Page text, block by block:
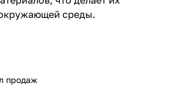
среды.
продаж